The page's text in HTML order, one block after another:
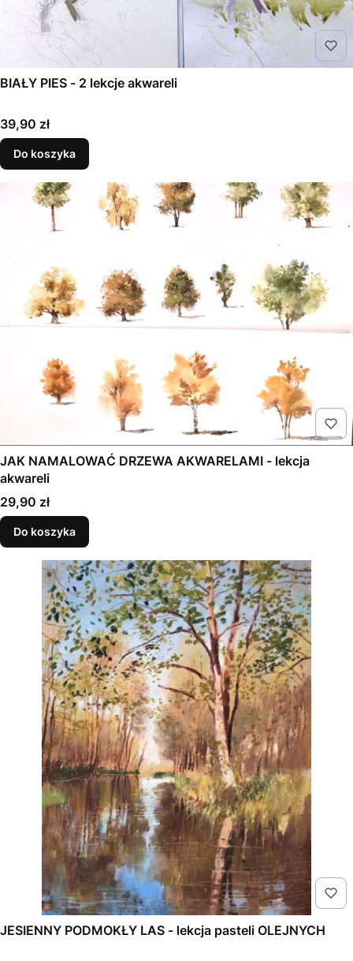
BIAŁY PIES - 2 lekcje akwareli
Cena
39,90 zł
Do koszyka
JAK NAMALOWAĆ DRZEWA AKWARELAMI - lekcja
akwareli
Cena
29,90 zł
Do koszyka
JESIENNY PODMOKŁY LAS - lekcja pasteli OLEJNYCH